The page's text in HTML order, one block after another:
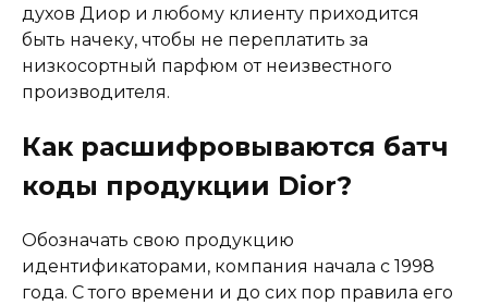
духов Диор и любому клиенту приходится
быть начеку, чтобы не переплатить за
низкосортный парфюм от неизвестного
производителя.
Как расшифровываются батч
коды продукции Dior?
Обозначать свою продукцию
идентификаторами, компания начала с 1998
года. С того времени и до сих пор правила его